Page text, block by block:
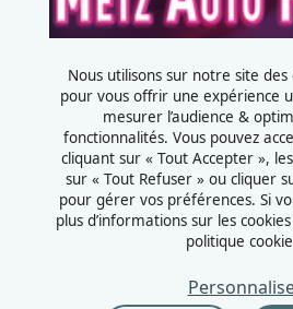
Contactez-nous
Rue de la Grange aux bois
57070 - Metz
France
Politiques de confidentialité
Nous utilisons sur notre site
pour vous offrir une expérience
mesurer l’audience &
fonctionnalités. Vous pouvez
cliquant sur « Tout Accepter »,
sur « Tout Refuser » ou cliquer
pour gérer vos préférences. Si
plus d’informations sur les
politique